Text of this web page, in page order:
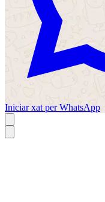
Iniciar xat per WhatsApp